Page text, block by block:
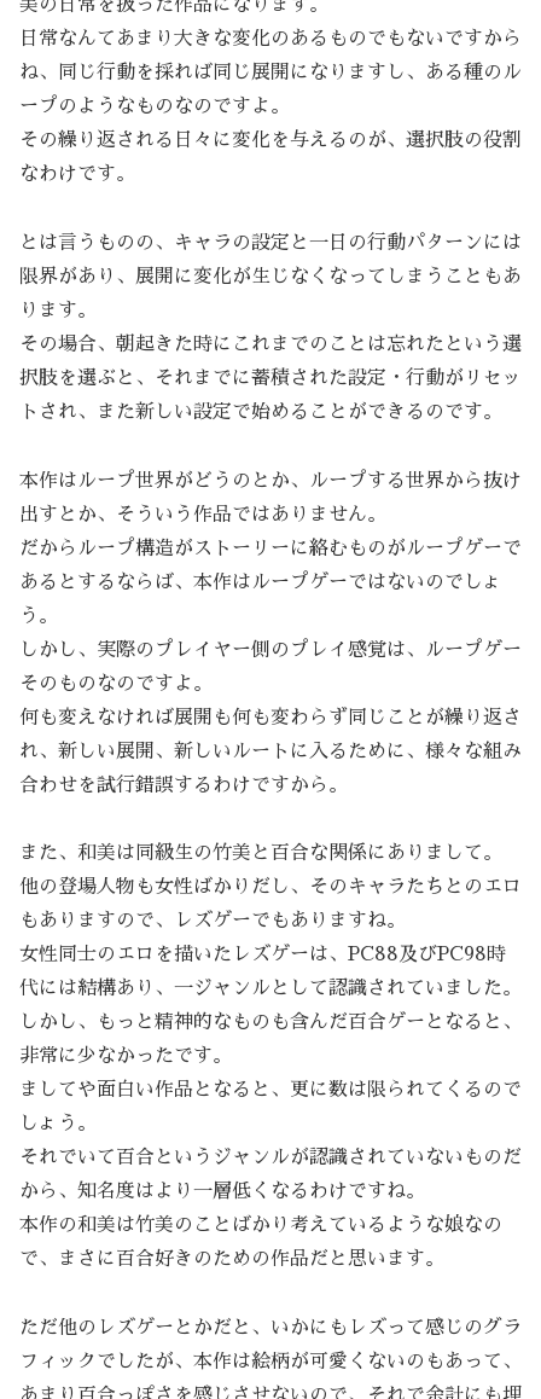
美の日常を扱った作品になります。
日常なんてあまり大きな変化のあるものでもないですから
ね、同じ行動を採れば同じ展開になりますし、ある種のル
ープのようなものなのですよ。
その繰り返される日々に変化を与えるのが、選択肢の役割
なわけです。
とは言うものの、キャラの設定と一日の行動パターンには
限界があり、展開に変化が生じなくなってしまうこともあ
ります。
その場合、朝起きた時にこれまでのことは忘れたという選
択肢を選ぶと、それまでに蓄積された設定・行動がリセッ
トされ、また新しい設定で始めることができるのです。
本作はループ世界がどうのとか、ループする世界から抜け
出すとか、そういう作品ではありません。
だからループ構造がストーリーに絡むものがループゲーで
あるとするならば、本作はループゲーではないのでしょ
う。
しかし、実際のプレイヤー側のプレイ感覚は、ループゲー
そのものなのですよ。
何も変えなければ展開も何も変わらず同じことが繰り返さ
れ、新しい展開、新しいルートに入るために、様々な組み
合わせを試行錯誤するわけですから。
また、和美は同級生の竹美と百合な関係にありまして。
他の登場人物も女性ばかりだし、そのキャラたちとのエロ
もありますので、レズゲーでもありますね。
女性同士のエロを描いたレズゲーは、PC88及びPC98時
代には結構あり、一ジャンルとして認識されていました。
しかし、もっと精神的なものも含んだ百合ゲーとなると、
非常に少なかったです。
ましてや面白い作品となると、更に数は限られてくるので
しょう。
それでいて百合というジャンルが認識されていないものだ
から、知名度はより一層低くなるわけですね。
本作の和美は竹美のことばかり考えているような娘なの
で、まさに百合好きのための作品だと思います。
ただ他のレズゲーとかだと、いかにもレズって感じのグラ
フィックでしたが、本作は絵柄が可愛くないのもあって、